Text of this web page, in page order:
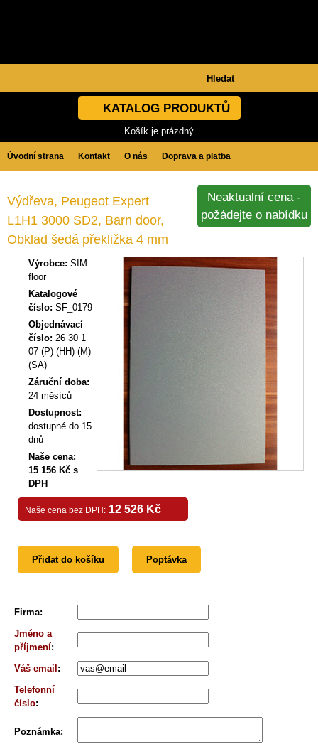
KATALOG PRODUKTŮ
Košík je prázdný
Úvodní strana Kontakt O nás Doprava a platba
Výdřeva, Peugeot Expert
L1H1 3000 SD2, Barn door,
Obklad šedá překližka 4 mm
Výrobce: SIM
floor
Katalogové
číslo: SF_0179
Objednávací
číslo: 26 30 1
07 (P) (HH) (M)
(SA)
Záruční doba:
24 měsíců
Dostupnost:
dostupné do 15
dnů
Naše cena:
15 156 Kč s
DPH
Naše cena bez DPH: 12 526 Kč
Neaktualní cena -
požádejte o nabídku
Přidat do košíku Poptávka
Firma:
Jméno a
příjmení:
Váš email :
Telefonní
číslo:
Poznámka: